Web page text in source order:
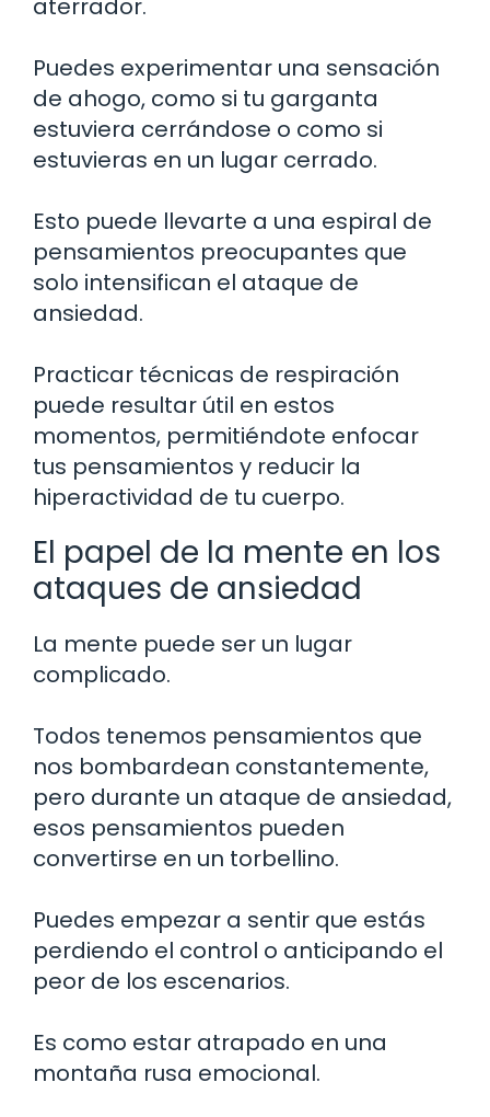
aterrador.
Puedes experimentar una sensación
de ahogo, como si tu garganta
estuviera cerrándose o como si
estuvieras en un lugar cerrado.
Esto puede llevarte a una espiral de
pensamientos preocupantes que
solo intensifican el ataque de
ansiedad.
Practicar técnicas de respiración
puede resultar útil en estos
momentos, permitiéndote enfocar
tus pensamientos y reducir la
hiperactividad de tu cuerpo.
El papel de la mente en los
ataques de ansiedad
La mente puede ser un lugar
complicado.
Todos tenemos pensamientos que
nos bombardean constantemente,
pero durante un ataque de ansiedad,
esos pensamientos pueden
convertirse en un torbellino.
Puedes empezar a sentir que estás
perdiendo el control o anticipando el
peor de los escenarios.
Es como estar atrapado en una
montaña rusa emocional.